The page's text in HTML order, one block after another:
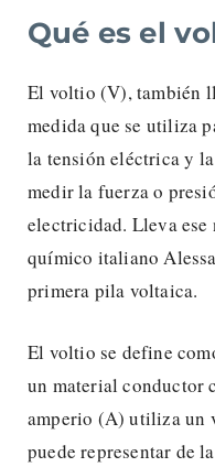
Qué es el
El voltio (V), también
medida que se utiliza
la tensión eléctrica y
medir la fuerza o
electricidad. Lleva
químico italiano
primera pila voltaica.
El voltio se define
un material conductor
amperio (A) utiliza un
puede representar de